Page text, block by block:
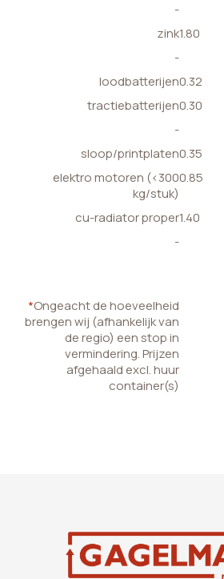
-
zink1.80
-
loodbatterijen0.32
tractiebatterijen0.30
-
sloop/printplaten0.35
elektro motoren (<300
kg/stuk)
0.85
cu-radiator proper1.40
-
*Ongeacht de hoeveelheid
brengen wij (afhankelijk van
de regio) een stop in
vermindering. Prijzen
afgehaald excl. huur
container(s)